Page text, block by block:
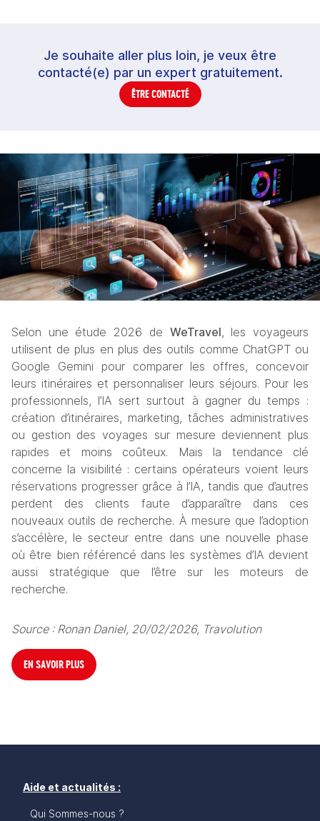
Je souhaite aller plus loin, je veux être
contacté(e) par un expert gratuitement.
ÊTRE CONTACTÉ
Selon une étude 2026 de WeTravel, les voyageurs
utilisent de plus en plus des outils comme ChatGPT ou
Google Gemini pour comparer les offres, concevoir
leurs itinéraires et personnaliser leurs séjours. Pour les
professionnels, l’IA sert surtout à gagner du temps :
création d’itinéraires, marketing, tâches administratives
ou gestion des voyages sur mesure deviennent plus
rapides et moins coûteux. Mais la tendance clé
concerne la visibilité : certains opérateurs voient leurs
réservations progresser grâce à l’IA, tandis que d’autres
perdent des clients faute d’apparaître dans ces
nouveaux outils de recherche. À mesure que l’adoption
s’accélère, le secteur entre dans une nouvelle phase
où être bien référencé dans les systèmes d’IA devient
aussi stratégique que l’être sur les moteurs de
recherche.
Source : Ronan Daniel, 20/02/2026, Travolution
EN SAVOIR PLUS
Aide et actualités :
Qui Sommes-nous ?